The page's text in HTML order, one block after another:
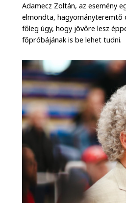
Adamecz Zoltán, az esemény
elmondta, hagyományteremtő
főleg úgy, hogy jövőre lesz
főpróbájának is be lehet tudni.